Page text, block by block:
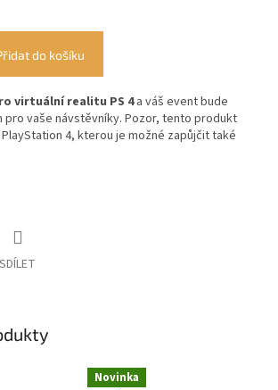
do košíku
virtuální realitu PS 4a váš event bude
pro vaše návstěvníky. Pozor, tento produkt
PlayStation 4, kterou je možné zapůjčit také
SDÍLET
Novinka